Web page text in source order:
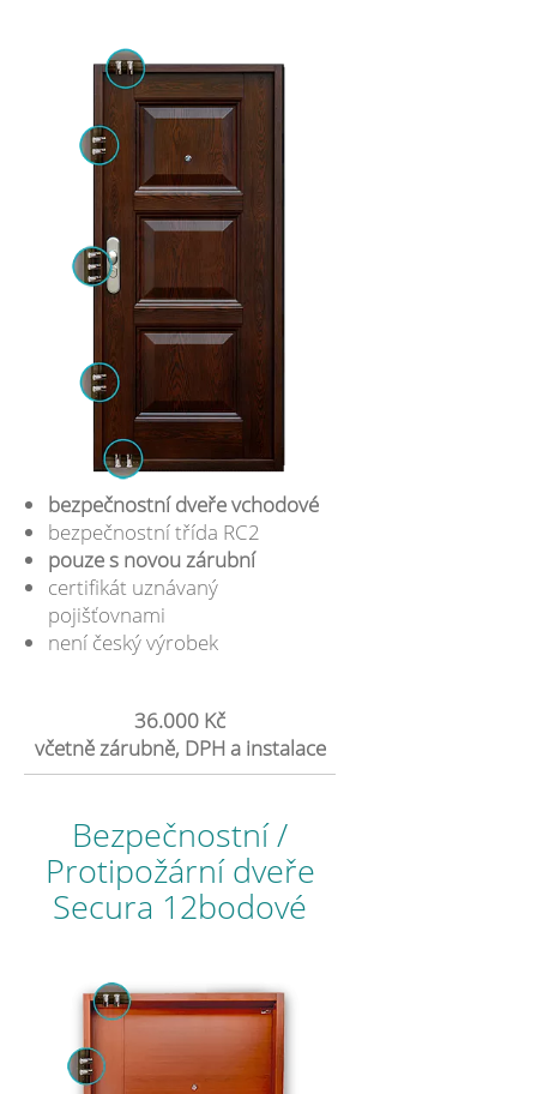
bezpečnostní dveře vchodové
bezpečnostní třída RC2
pouze s novou zárubní
certifikát uznávaný
pojišťovnami
není český výrobek
36.000 Kč
včetně zárubně, DPH a instalace
Bezpečnostní /
Protipožární dveře
Secura 12bodové